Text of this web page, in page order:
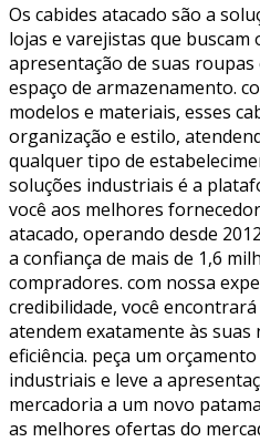
Os cabides atacado são a
lojas e varejistas que buscam
apresentação de suas roupas
espaço de armazenamento.
modelos e materiais, esses
organização e estilo,
qualquer tipo de
soluções industriais é a
você aos melhores
atacado, operando desde
a confiança de mais de 1,6
compradores. com nossa
credibilidade, você
atendem exatamente às suas
eficiência. peça um
industriais e leve a
mercadoria a um novo
as melhores ofertas do